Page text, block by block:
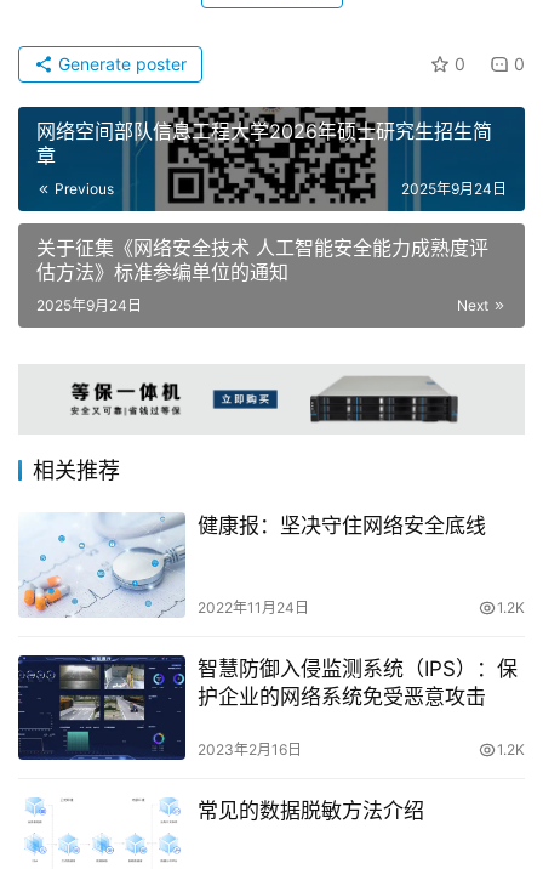
0 0
Generate poster
网络空间部队信息工程大学2026年硕士研究生招生简
章
Previous 2025年9月24日
关于征集《网络安全技术 人工智能安全能力成熟度评
估方法》标准参编单位的通知
Next
2025年9月24日
相关推荐
健康报：坚决守住网络安全底线
2022年11月24日 1.2K
智慧防御入侵监测系统（IPS）：保
护企业的网络系统免受恶意攻击
2023年2月16日 1.2K
常见的数据脱敏方法介绍